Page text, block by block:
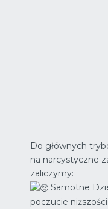
Do głównych
na narcystyczne
zaliczymy:
Samotne
poczucie